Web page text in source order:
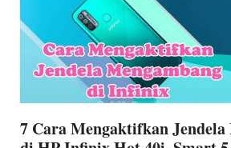
7 Cara Mengaktifkan Jendela